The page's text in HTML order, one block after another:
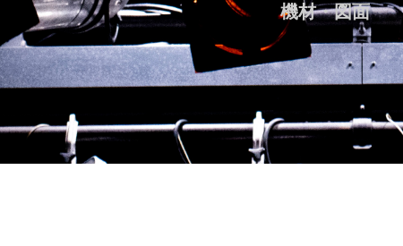
機材・図面